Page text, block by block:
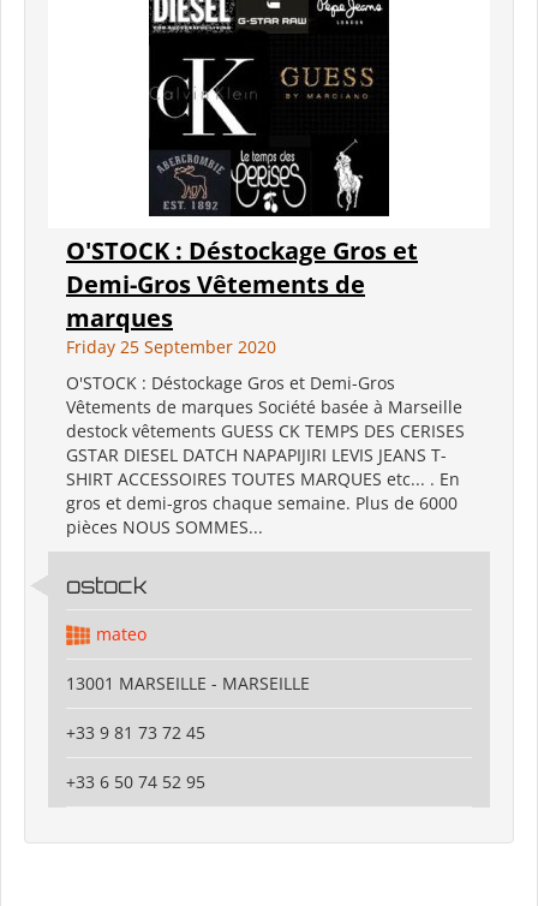
O'STOCK : Déstockage Gros et
Demi-Gros Vêtements de
marques
Friday 25 September 2020
O'STOCK : Déstockage Gros et Demi-Gros
Vêtements de marques Société basée à Marseille
destock vêtements GUESS CK TEMPS DES CERISES
GSTAR DIESEL DATCH NAPAPIJIRI LEVIS JEANS T-
SHIRT ACCESSOIRES TOUTES MARQUES etc... . En
gros et demi-gros chaque semaine. Plus de 6000
pièces NOUS SOMMES...
ostock
mateo
13001 MARSEILLE - MARSEILLE
+33 9 81 73 72 45
+33 6 50 74 52 95